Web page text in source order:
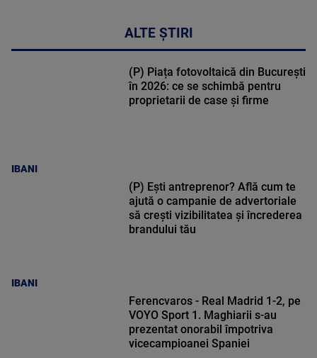
ALTE ȘTIRI
IBANI
(P) Piața fotovoltaică din București
în 2026: ce se schimbă pentru
proprietarii de case și firme
IBANI
(P) Ești antreprenor? Află cum te
ajută o campanie de advertoriale
să crești vizibilitatea și încrederea
brandului tău
Ferencvaros - Real Madrid 1-2, pe
VOYO Sport 1. Maghiarii s-au
prezentat onorabil împotriva
vicecampioanei Spaniei